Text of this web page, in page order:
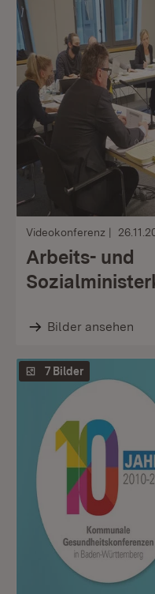
Videokonferenz
Arbeits- und
Bilder ansehen
7 Bilder